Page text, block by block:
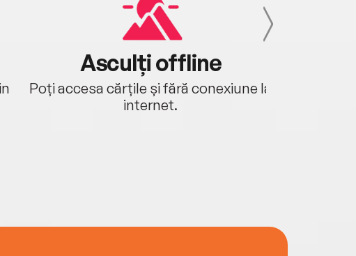
Asculți offline
Poți accesa cărțile și fără conexiune la
internet.